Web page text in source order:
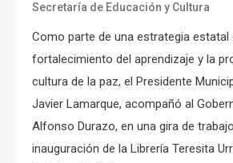
Secretaría de Educación y Cultura
Como parte de una estrategia estatal
fortalecimiento del aprendizaje y la
cultura de la paz, el Presidente
Javier Lamarque, acompañó al
Alfonso Durazo, en una gira de
inauguración de la Librería Teresita